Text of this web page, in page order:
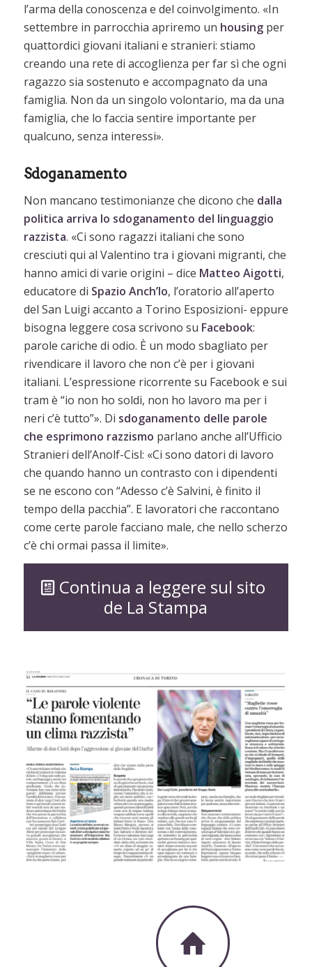
l’arma della conoscenza e del coinvolgimento. «In
settembre in parrocchia apriremo un housingper
quattordici giovani italiani e stranieri: stiamo
creando una rete di accoglienza per far sì che ogni
ragazzo sia sostenuto e accompagnato da una
famiglia. Non da un singolo volontario, ma da una
famiglia, che lo faccia sentire importante per
qualcuno, senza interessi».
Sdoganamento
Non mancano testimonianze che dicono che dalla
politica arriva lo sdoganamento del linguaggio
razzista. «Ci sono ragazzi italiani che sono
cresciuti qui al Valentino tra i giovani migranti, che
hanno amici di varie origini – dice Matteo Aigotti,
educatore di Spazio Anch’Io, l’oratorio all’aperto
del San Luigi accanto a Torino Esposizioni- eppure
bisogna leggere cosa scrivono su Facebook:
parole cariche di odio. È un modo sbagliato per
rivendicare il lavoro che non c’è per i giovani
italiani. L’espressione ricorrente su Facebook e sui
tram è “io non ho soldi, non ho lavoro ma per i
neri c’è tutto”». Di sdoganamento delle parole
che esprimono razzismo parlano anche all’Ufficio
Stranieri dell’Anolf-Cisl: «Ci sono datori di lavoro
che quando hanno un contrasto con i dipendenti
se ne escono con “Adesso c’è Salvini, è finito il
tempo della pacchia”. E lavoratori che raccontano
come certe parole facciano male, che nello scherzo
c’è chi ormai passa il limite».
Continua a leggere sul sito
de La Stampa